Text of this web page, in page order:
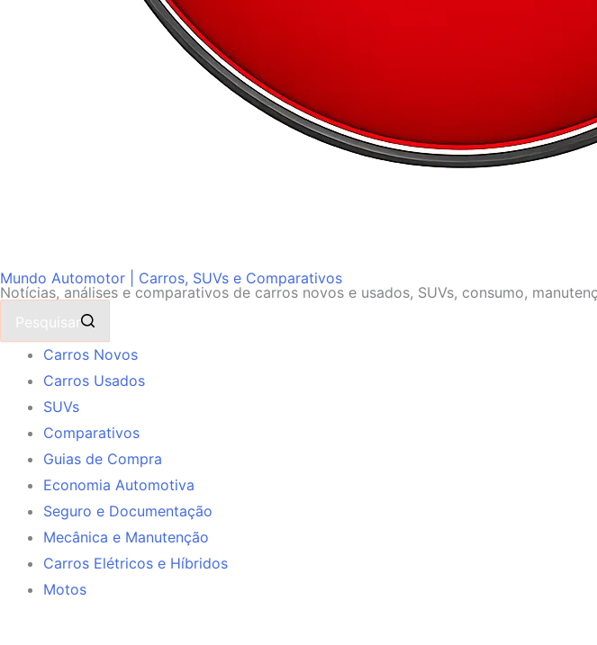
Mundo Automotor | Carros, SUVs e Comparativos
Notícias, análises e comparativos de carros novos e usados, SUVs, consumo,
Pesquisar
Carros Novos
Carros Usados
SUVs
Comparativos
Guias de Compra
Economia Automotiva
Seguro e Documentação
Mecânica e Manutenção
Carros Elétricos e Híbridos
Motos